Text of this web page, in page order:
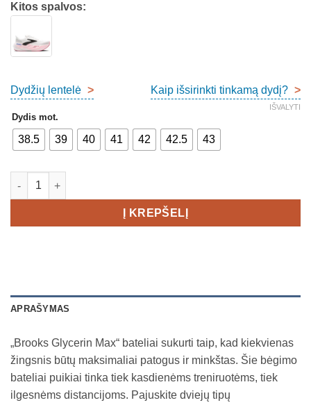
Kitos spalvos:
Dydžių lentelė > Kaip išsirinkti tinkamą dydį? >
Dydis mot.
38.5 39 40 41 42 42.5 43
IŠVALYTI
produkto kiekis: Brooks Glycerin Max Women's
Į KREPŠELĮ
APRAŠYMAS
„Brooks Glycerin Max“ bateliai sukurti taip, kad kiekvienas
žingsnis būtų maksimaliai patogus ir minkštas. Šie bėgimo
bateliai puikiai tinka tiek kasdienėms treniruotėms, tiek
ilgesnėms distancijoms. Pajuskite dviejų tipų